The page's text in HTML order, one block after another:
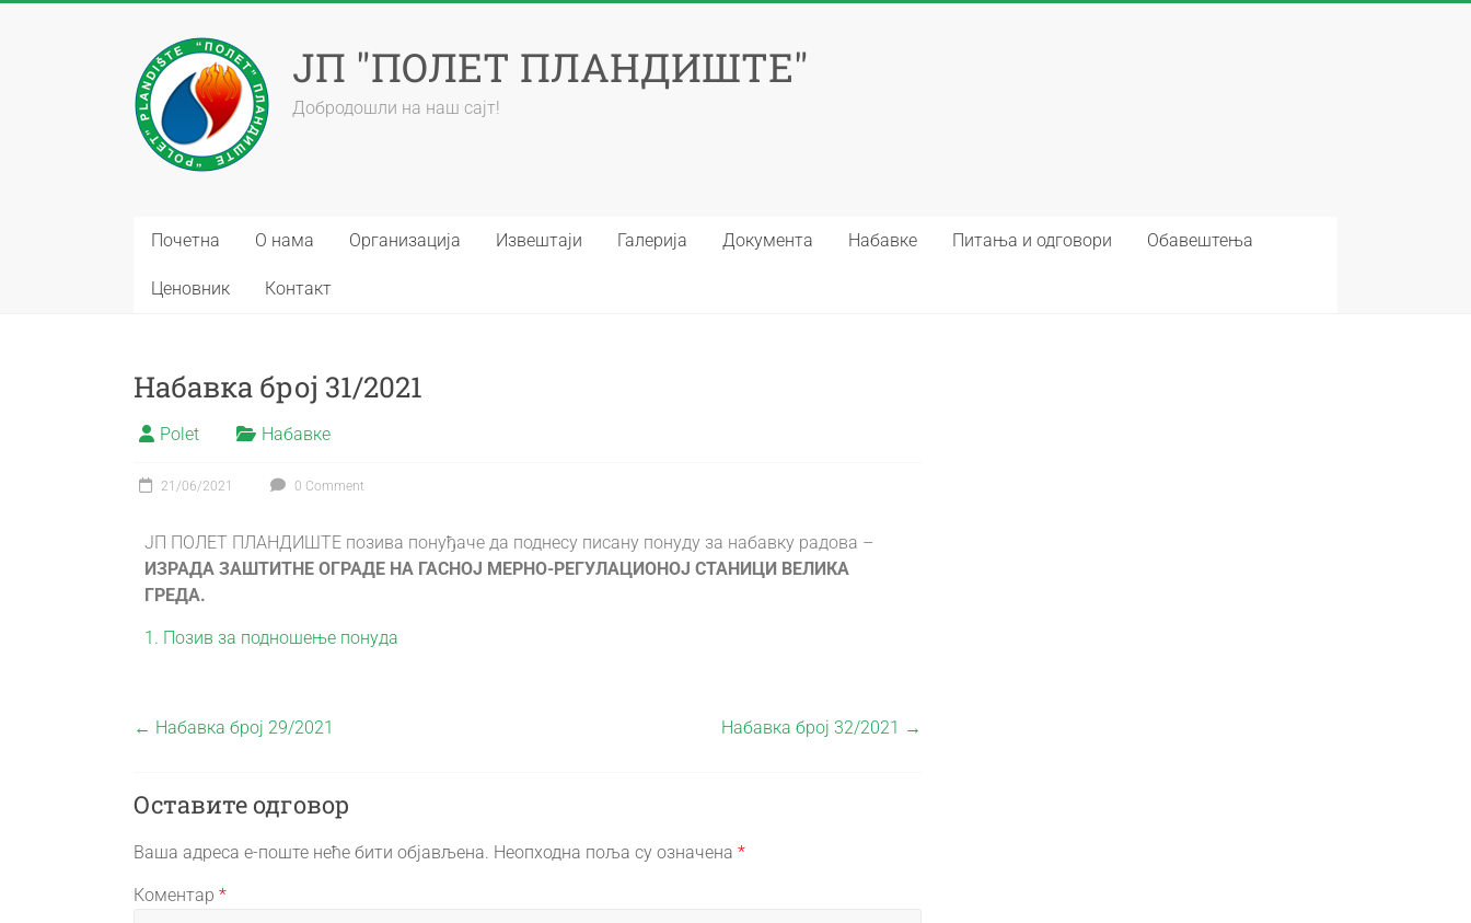
ЈП "ПОЛЕТ ПЛАНДИШТЕ"
Добродошли на наш сајт!
Почетна О нама Организација Извештаји Галерија Документа Набавке Питања и одговори Обавештења
Ценовник Контакт
Набавка број 31/2021
Polet Набавке
21/06/2021 0 Comment
ЈП ПОЛЕТ ПЛАНДИШТЕ позива понуђаче да поднесу писану понуду за набавку радова –
ИЗРАДА ЗАШТИТНЕ ОГРАДЕ НА ГАСНОЈ МЕРНО-РЕГУЛАЦИОНОЈ СТАНИЦИ ВЕЛИКА
ГРЕДА.
1. Позив за подношење понуда
← Набавка број 29/2021 Набавка број 32/2021 →
Оставите одговор
Ваша адреса е-поште неће бити објављена. Неопходна поља су означена *
Коментар *